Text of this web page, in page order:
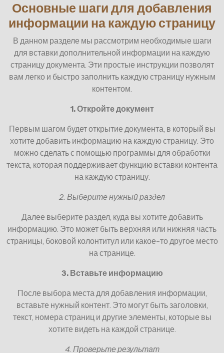
Основные шаги для добавления
информации на каждую страницу
В данном разделе мы рассмотрим необходимые шаги
для вставки дополнительной информации на каждую
страницу документа. Эти простые инструкции позволят
вам легко и быстро заполнить каждую страницу нужным
контентом.
1. Откройте документ
Первым шагом будет открытие документа, в который вы
хотите добавить информацию на каждую страницу. Это
можно сделать с помощью программы для обработки
текста, которая поддерживает функцию вставки контента
на каждую страницу.
2. Выберите нужный раздел
Далее выберите раздел, куда вы хотите добавить
информацию. Это может быть верхняя или нижняя часть
страницы, боковой колонтитул или какое-то другое место
на странице.
3. Вставьте информацию
После выбора места для добавления информации,
вставьте нужный контент. Это могут быть заголовки,
текст, номера страниц и другие элементы, которые вы
хотите видеть на каждой странице.
4. Проверьте результат